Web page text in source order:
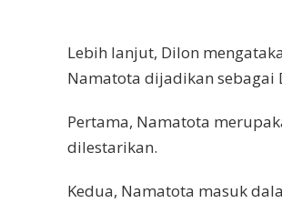
Lebih lanjut, Dilon
Namatota dijadikan sebagai
Pertama, Namatota
dilestarikan.
Kedua, Namatota masuk